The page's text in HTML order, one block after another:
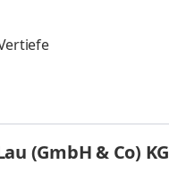
(GmbH & Co) KG